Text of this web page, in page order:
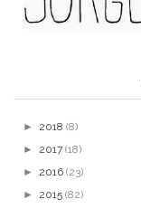
► 2018 (8)
► 2017 (18)
► 2016 (23)
► 2015 (82)